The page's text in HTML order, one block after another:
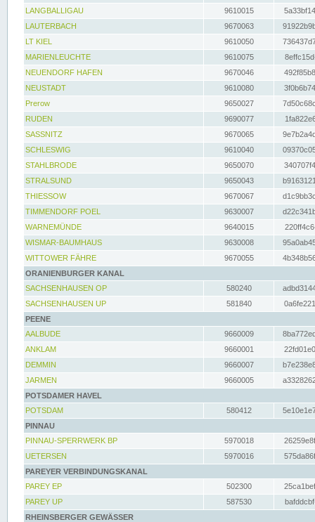
LANGBALLIGAU
9610015
LAUTERBACH
9670063
LT KIEL
9610050
MARIENLEUCHTE
9610075
NEUENDORF HAFEN
9670046
NEUSTADT
9610080
Prerow
9650027
RUDEN
9690077
SASSNITZ
9670065
SCHLESWIG
9610040
STAHLBRODE
9650070
STRALSUND
9650043
THIESSOW
9670067
TIMMENDORF POEL
9630007
WARNEMÜNDE
9640015
WISMAR-BAUMHAUS
9630008
WITTOWER FÄHRE
9670055
ORANIENBURGER KANAL
SACHSENHAUSEN OP
580240
SACHSENHAUSEN UP
581840
PEENE
AALBUDE
9660009
ANKLAM
9660001
DEMMIN
9660007
JARMEN
9660005
POTSDAMER HAVEL
POTSDAM
580412
PINNAU
PINNAU-SPERRWERK BP
5970018
UETERSEN
5970016
PAREYER VERBINDUNGSKANAL
PAREY EP
502300
PAREY UP
587530
RHEINSBERGER GEWÄSSER